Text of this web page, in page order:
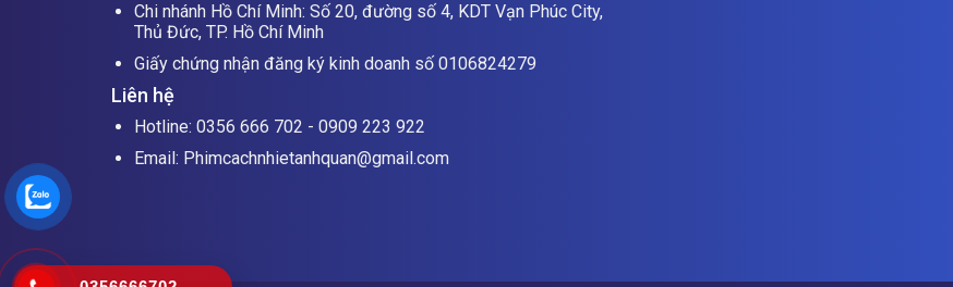
Chi nhánh Hồ Chí Minh: Số 20, đường số 4, KDT Vạn Phúc City,
Thủ Đức, TP. Hồ Chí Minh
Giấy chứng nhận đăng ký kinh doanh số 0106824279
Liên hệ
Hotline: 0356 666 702 - 0909 223 922
Email: Phimcachnhietanhquan@gmail.com